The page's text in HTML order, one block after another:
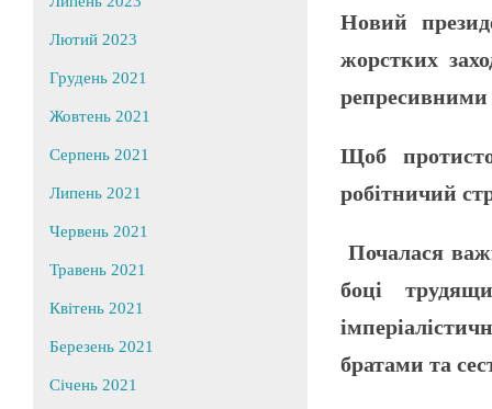
Новий
жорстких
репресивними
Щоб
робітничий
Почалася
боці
братами та
Лютий 2023
Грудень 2021
Жовтень 2021
Серпень 2021
Липень 2021
Червень 2021
Травень 2021
Квітень 2021
Березень 2021
Січень 2021